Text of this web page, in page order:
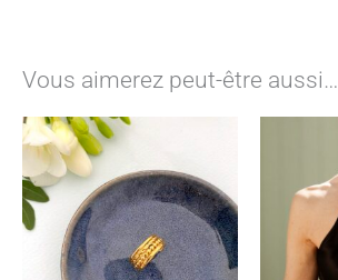
Vous aimerez peut-être aussi…